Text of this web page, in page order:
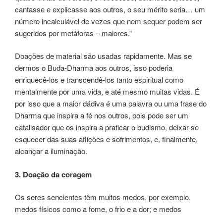
cantasse e explicasse aos outros, o seu mérito seria… um
número incalculável de vezes que nem sequer podem ser
sugeridos por metáforas – maiores.”
Doações de material são usadas rapidamente. Mas se
dermos o Buda-Dharma aos outros, isso poderia
enriquecê-los e transcendê-los tanto espiritual como
mentalmente por uma vida, e até mesmo muitas vidas. É
por isso que a maior dádiva é uma palavra ou uma frase do
Dharma que inspira a fé nos outros, pois pode ser um
catalisador que os inspira a praticar o budismo, deixar-se
esquecer das suas aflições e sofrimentos, e, finalmente,
alcançar a iluminação.
3. Doação da coragem
Os seres sencientes têm muitos medos, por exemplo,
medos físicos como a fome, o frio e a dor; e medos